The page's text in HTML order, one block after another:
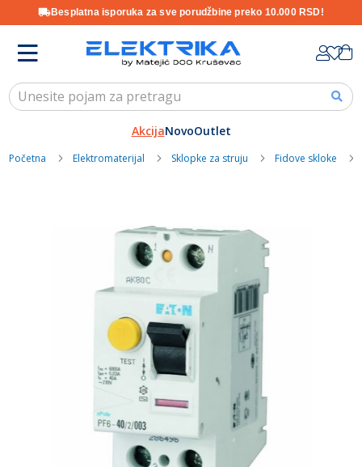
Besplatna isporuka za sve porudžbine preko 10.000 RSD!
Content
AkcijaNovoOutlet
Početna Elektromaterijal Sklopke za struju Fidove skloke